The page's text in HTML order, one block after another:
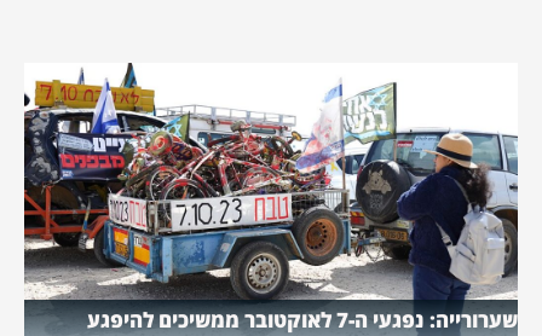
שערורייה: נפגעי ה-7 לאוקטובר ממשיכים להיפגע